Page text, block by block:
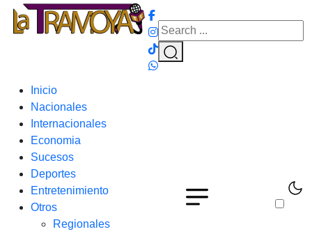
Inicio
Nacionales
Internacionales
Economia
Sucesos
Deportes
Entretenimiento
Otros
Regionales